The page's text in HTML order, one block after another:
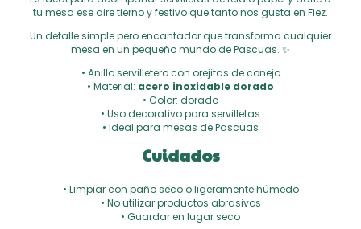
tu mesa ese aire tierno y festivo que tanto nos gusta en Fiez.
Un detalle simple pero encantador que transforma cualquier
mesa en un pequeño mundo de Pascuas. ✨
• Anillo servilletero con orejitas de conejo
• Material: acero inoxidable dorado
• Color: dorado
• Uso decorativo para servilletas
• Ideal para mesas de Pascuas
Cuidados
• Limpiar con paño seco o ligeramente húmedo
• No utilizar productos abrasivos
• Guardar en lugar seco